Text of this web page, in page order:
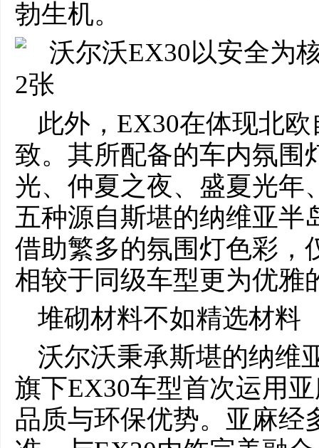
勃生机。
此外，EX30在体现北
致。其所配备的车内氛围
光、仲夏之夜、盛夏光年
五种源自斯堪的纳维亚半
借助繁多的氛围灯色彩，
相较于同级车型更为优雅
堆砌材料不如精选材料
沃尔沃秉承斯堪的纳维
旗下EX30车型首次运用
品质与环保优势。亚麻经